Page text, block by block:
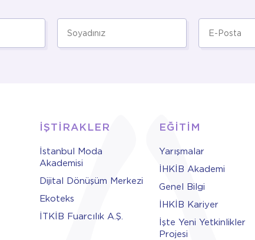
İŞTİRAKLER
İstanbul Moda
Akademisi
Dijital Dönüşüm Merkezi
Ekoteks
İTKİB Fuarcılık A.Ş.
EĞİTİM
Yarışmalar
İHKİB Akademi
Genel Bilgi
İHKİB Kariyer
İşte Yeni Yetkinlikler
Projesi